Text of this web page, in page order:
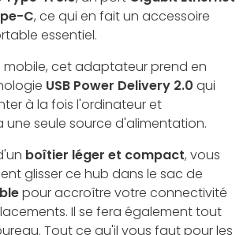
C, ce qui en fait un accessoire
essentiel.
mobile, cet adaptateur prend en
USB Power Delivery 2.0 qui
à la fois l'ordinateur et
seule source d'alimentation.
boîtier léger et compact, vous
glisser ce hub dans le sac de
pour accroître votre connectivité
Il se fera également tout
Tout ce qu'il vous faut pour les